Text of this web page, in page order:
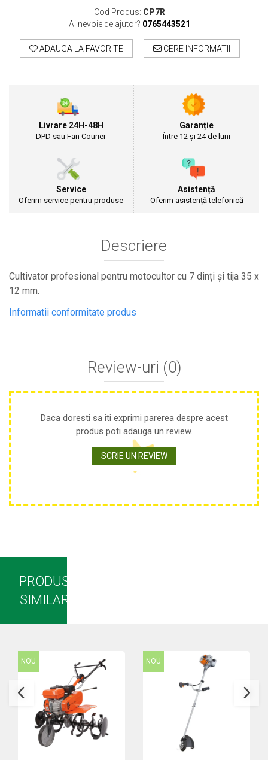
Articole Electrice
Prelungitoare
Sigurante electrice
Scule Pentru Construcții
Ciocane rotopercutoare
Plasa sarma galvanizata zincata
Plasa sarma rabit
Sarma moale neagra pentru fierari si
dulgheri; sarma zincata; sarma ghimpata
Plase anti buruieni
Plase pentru castraveti
Mobilier PVC
Butoaie Pentru Vin
Garduri Și Porți Rezidențiale
Garduri
Porti
Articole De Consum Industrie
Lacuri Si Vopsele
Produse decorative
Produse pentru constructii
Scule si accesorii pneumatice
Scule Electrice
Aspiratoare profesionale
Capsatoare electrice
Ciocane demolatoare
Ciocane rotopercutoare
Ciocane electro-pneumatice
Fierastrau circular
Fierastrau electric
Cod Produs: CP7R
Ai nevoie de ajutor? 0765443521
ADAUGA LA FAVORITE CERE INFORMATII
Livrare 24H-48H
DPD sau Fan Courier
Garanție
Între 12 și 24 de luni
Service
Oferim service pentru produse
Asistență
Oferim asistență telefonică
Descriere
Cultivator profesional pentru motocultor cu 7 dinți și tija 35 x
12 mm.
Informatii conformitate produs
Review-uri (0)
Daca doresti sa iti exprimi parerea despre acest
produs poti adauga un review.
SCRIE UN REVIEW
PRODUSE
SIMILARE
NOU NOU